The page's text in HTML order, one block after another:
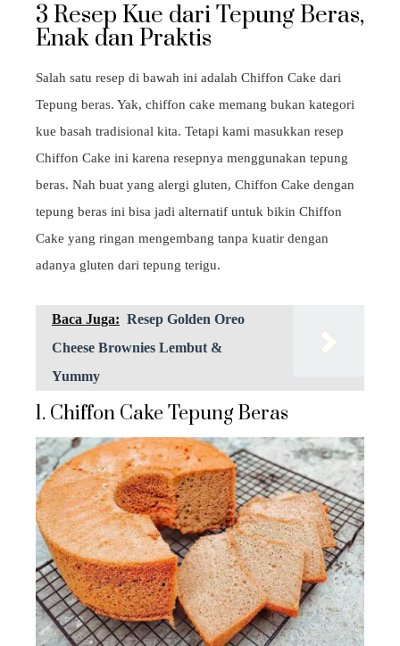
3 Resep Kue dari Tepung Beras,
Enak dan Praktis
Salah satu resep di bawah ini adalah Chiffon Cake dari
Tepung beras. Yak, chiffon cake memang bukan kategori
kue basah tradisional kita. Tetapi kami masukkan resep
Chiffon Cake ini karena resepnya menggunakan tepung
beras. Nah buat yang alergi gluten, Chiffon Cake dengan
tepung beras ini bisa jadi alternatif untuk bikin Chiffon
Cake yang ringan mengembang tanpa kuatir dengan
adanya gluten dari tepung terigu.
Baca Juga: Resep Golden Oreo
Cheese Brownies Lembut &
Yummy
1. Chiffon Cake Tepung Beras